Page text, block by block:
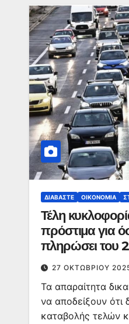
ΔΙΑΒΆΣΤΕ ΟΙΚΟΝΟΜΊΑ
Τέλη
πρόστιμα για
πληρώσει του
αναρτηθούν τα
2026
27 ΟΚΤΩΒΡΊΟΥ
Τα απαραίτητα
να αποδείξουν
καταβολής τελών